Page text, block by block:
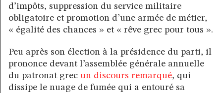
d’impôts, suppression du service militaire
obligatoire et promotion d’une armée de métier,
« égalité des chances » et « rêve grec pour tous ».
Peu après son élection à la présidence du parti, il
prononce devant l’assemblée générale annuelle
du patronat grec un discours remarqué, qui
dissipe le nuage de fumée qui a entouré sa